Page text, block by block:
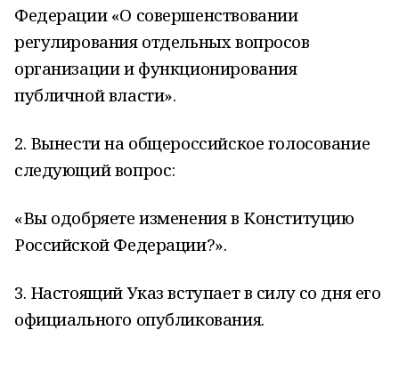
Федерации «О совершенствовании
регулирования отдельных вопросов
организации и функционирования
публичной власти».
2. Вынести на общероссийское голосование
следующий вопрос:
«Вы одобряете изменения в Конституцию
Российской Федерации?».
3. Настоящий Указ вступает в силу со дня его
официального опубликования.